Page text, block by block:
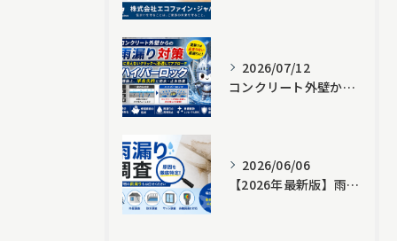
2026/07/12
コンクリート外壁からの雨漏り対策｜塗装では止まらない原因と「ハイパーロック」という新しい選択肢
2026/06/06
【2026年最新版】雨漏り調査で原因が分からない方へ｜散水調査・サーモグラフィー・ドローン調査を徹底解説